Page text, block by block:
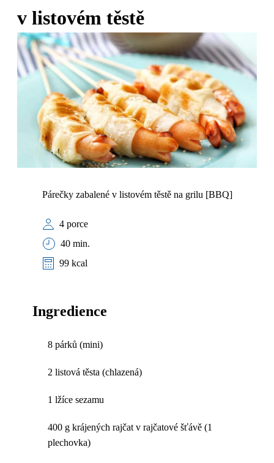
v listovém těstě
Párečky zabalené v listovém těstě na grilu [BBQ]
4 porce
40 min.
99 kcal
Ingredience
8 párků (mini)
2 listová těsta (chlazená)
1 lžíce sezamu
400 g krájených rajčat v rajčatové šťávě (1
plechovka)